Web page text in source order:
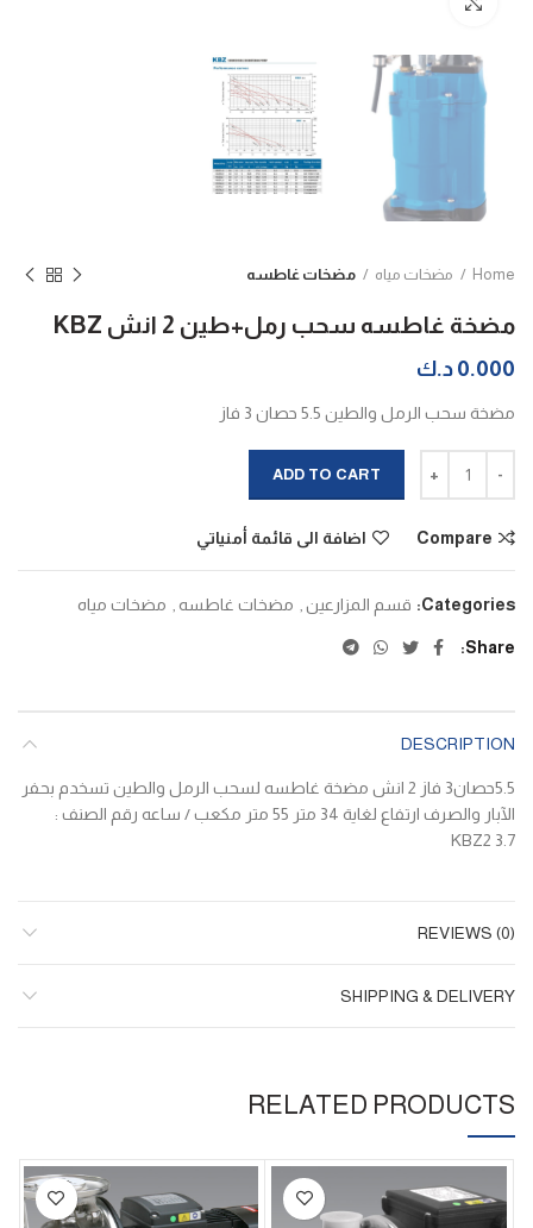
Home مضخات مياه مضخات غاطسه
مضخة غاطسه سحب رمل+طين 2 انش KBZ
0.000 د.ك
مضخة سحب الرمل والطين 5.5 حصان 3 فاز
ADD TO CART
Compare اضافة الى قائمة أمنياتي
Categories: قسم المزارعين مضخات غاطسه مضخات مياه
Share
DESCRIPTION
5.5حصان3 فاز 2 انش مضخة غاطسه لسحب الرمل والطين تسخدم بحفر
الآبار والصرف ارتفاع لغاية 34 متر 55 متر مكعب / ساعه رقم الصنف :
KBZ2 3.7
REVIEWS (0)
SHIPPING & DELIVERY
RELATED PRODUCTS